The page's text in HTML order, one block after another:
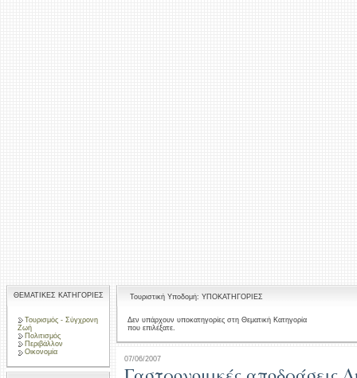
ΘΕΜΑΤΙΚΕΣ ΚΑΤΗΓΟΡΙΕΣ
Τουρισμός - Σύγχρονη
Ζωή
Πολιτισμός
Περιβάλλον
Οικονομία
Τουριστική Υποδομή: ΥΠΟΚΑΤΗΓΟΡΙΕΣ
Δεν υπάρχουν υποκατηγορίες στη Θεματική Κατηγορία
που επιλέξατε.
07/06/2007